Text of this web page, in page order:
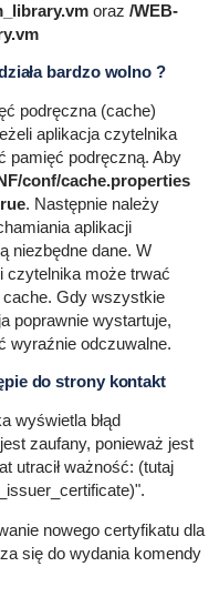
oraz /WEB-
bardzo wolno ?
podręczna (cache)
aplikacja czytelnika
pamięć podręczną. Aby
conf/cache.properties
. Następnie należy
aplikacji
niezbędne dane. W
czytelnika może trwać
cache. Gdy wszystkie
poprawnie wystartuje,
wyraźnie odczuwalne.
do strony kontakt
wyświetla błąd
zaufany, ponieważ jest
utracił ważność: (tutaj
nowego certyfikatu dla
się do wydania komendy